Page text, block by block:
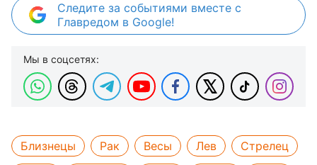
Следите за событиями вместе с
Главредом в Google!
Мы в соцсетях:
Близнецы Рак Весы Лев
Стрелец